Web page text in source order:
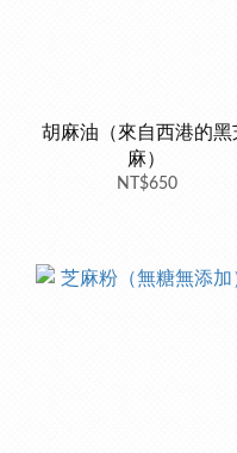
胡麻油（來自西港的黑
麻）
NT$650